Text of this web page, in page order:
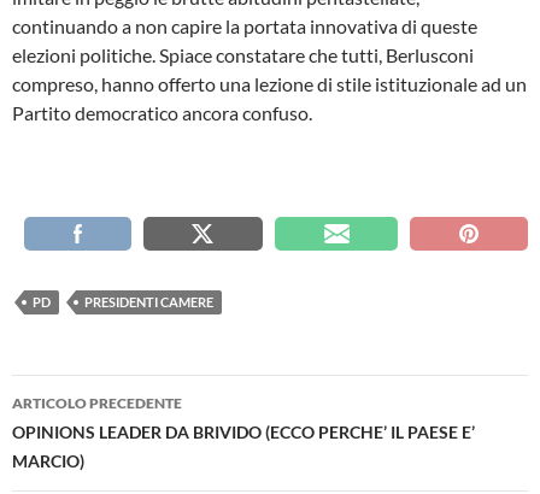
continuando a non capire la portata innovativa di queste
elezioni politiche. Spiace constatare che tutti, Berlusconi
compreso, hanno offerto una lezione di stile istituzionale ad un
Partito democratico ancora confuso.
PD PRESIDENTI CAMERE
Navigazione
articolo
ARTICOLO PRECEDENTE
OPINIONS LEADER DA BRIVIDO (ECCO PERCHE’ IL PAESE E’
MARCIO)